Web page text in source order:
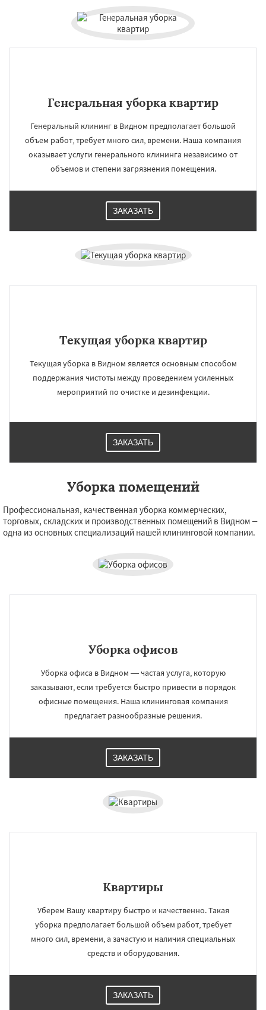
Генеральная уборка квартир
Генеральный клининг в Видном предполагает большой
объем работ, требует много сил, времени. Наша компания
оказывает услуги генерального клининга независимо от
объемов и степени загрязнения помещения.
ЗАКАЗАТЬ
Текущая уборка квартир
Текущая уборка в Видном является основным способом
поддержания чистоты между проведением усиленных
мероприятий по очистке и дезинфекции.
ЗАКАЗАТЬ
Уборка помещений
Профессиональная, качественная уборка коммерческих,
торговых, складских и производственных помещений в Видном –
одна из основных специализаций нашей клининговой компании.
Уборка офисов
Уборка офиса в Видном — частая услуга, которую
заказывают, если требуется быстро привести в порядок
офисные помещения. Наша клининговая компания
предлагает разнообразные решения.
ЗАКАЗАТЬ
Квартиры
Уберем Вашу квартиру быстро и качественно. Такая
уборка предполагает большой объем работ, требует
много сил, времени, а зачастую и наличия специальных
средств и оборудования.
ЗАКАЗАТЬ